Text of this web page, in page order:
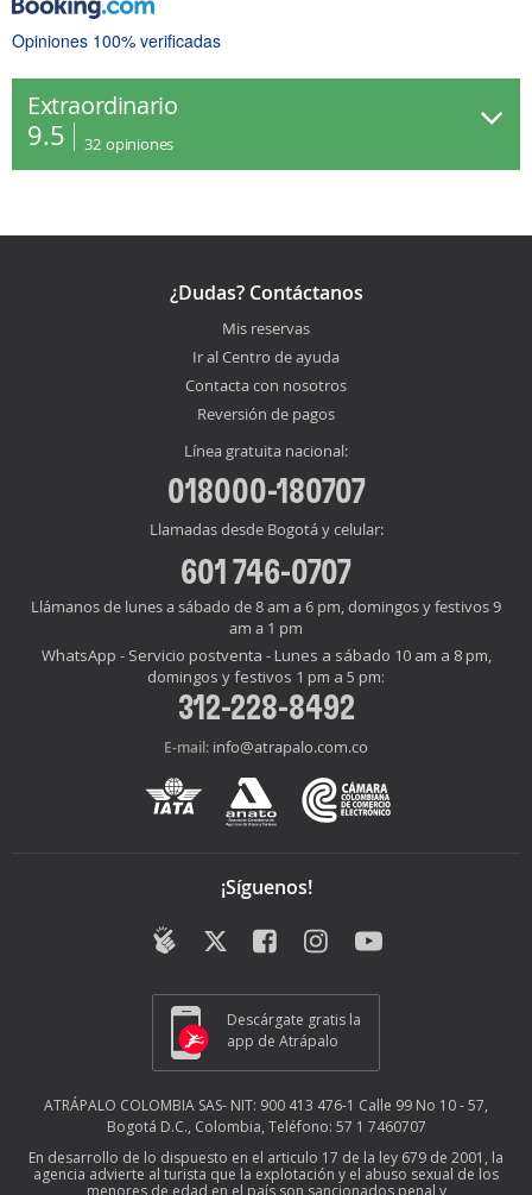
Opiniones 100% verificadas
Extraordinario
9.5 32 opiniones
¿Dudas? Contáctanos
Mis reservas
Ir al Centro de ayuda
Contacta con nosotros
Reversión de pagos
Línea gratuita nacional:
018000-180707
Llamadas desde Bogotá y celular:
601 746-0707
Llámanos de lunes a sábado de 8 am a 6 pm, domingos y festivos 9
am a 1 pm
WhatsApp - Servicio postventa - Lunes a sábado 10 am a 8 pm,
domingos y festivos 1 pm a 5 pm:
312-228-8492
E-mail: info@atrapalo.com.co
¡Síguenos!
Descárgate gratis la
app de Atrápalo
ATRÁPALO COLOMBIA SAS- NIT: 900 413 476-1 Calle 99 No 10 - 57,
Bogotá D.C., Colombia, Teléfono: 57 1 7460707
En desarrollo de lo dispuesto en el articulo 17 de la ley 679 de 2001, la
agencia advierte al turista que la explotación y el abuso sexual de los
menores de edad en el país son sancionados penal y